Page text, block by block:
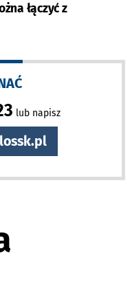
łączyć z
lub napisz